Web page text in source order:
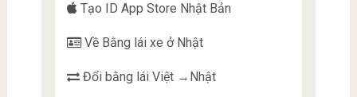
Tạo ID App Store Nhật Bản
Về Bằng lái xe ở Nhật
Đổi bằng lái Việt →Nhật